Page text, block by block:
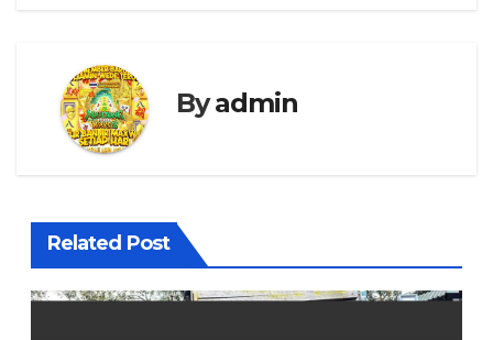
Byadmin
Related Post